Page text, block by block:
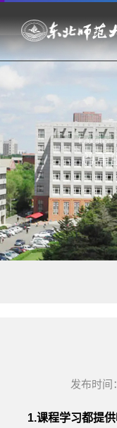
发布时间
1.课程学习都提